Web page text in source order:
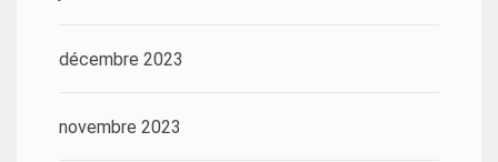
décembre 2023
novembre 2023